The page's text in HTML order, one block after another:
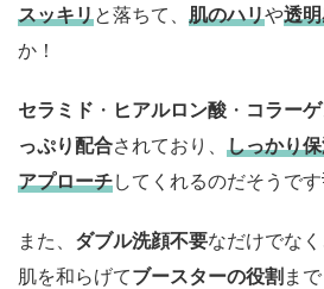
スッキリと落ちて、 肌のハリや透
か！
セラミド ・ ヒアルロン酸 ・ コラー
っぷり配合されており、 しっかり
アプローチしてくれるのだそうで
また、 ダブル洗顔不要なだけでな
肌を和らげてブースターの役割ま